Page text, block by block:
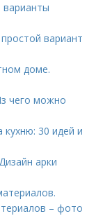
варианты
вариант
доме.
чего можно
кухню: 30 идей и
арки
– фото